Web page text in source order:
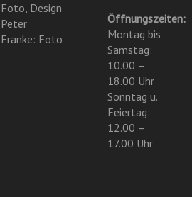
Foto, Design
Peter
Franke: Foto
Öffnungszeiten:
Montag bis
Samstag:
10.00 –
18.00 Uhr
Sonntag u.
Feiertag:
12.00 –
17.00 Uhr